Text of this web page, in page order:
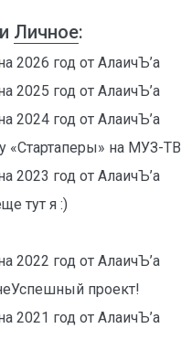
Личное:
2026 год от АлаичЪ’а
2025 год от АлаичЪ’а
2024 год от АлаичЪ’а
«Стартаперы» на МУЗ-ТВ
2023 год от АлаичЪ’а
тут я :)
2022 год от АлаичЪ’а
проект!
2021 год от АлаичЪ’а